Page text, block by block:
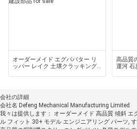
オーダーメイド エグババター リ
ッパー レイク 土壌クラッキング
高品質
運河 石
会社の詳細
会社名 Defeng Mechanical Manufacturing Limited
我々は提供します：
オーダーメイド 高品質 傾斜 エ
ル フィット 30+ モデル エンジニアリング パーツ,